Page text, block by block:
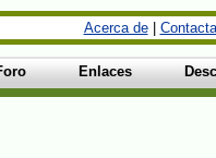
Acerca de|
Enlaces